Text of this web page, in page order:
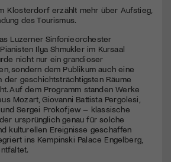
Klosterdorf erzählt mehr über Aufstieg,
des Tourismus.
Luzerner Sinfonieorchester
Ilya Shmukler im Kursaal
nicht nur ein grandioser
sondern dem Publikum auch eine
der geschichtsträchtigsten Räume
Auf dem Programm standen Werke
Mozart, Giovanni Battista Pergolesi,
Sergei Prokofjew – klassische
ursprünglich genau für solche
kulturellen Ereignisse geschaffen
ins Kempinski Palace Engelberg,